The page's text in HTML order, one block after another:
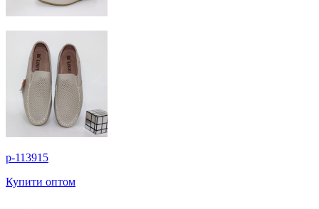
p-113915
Купити оптом